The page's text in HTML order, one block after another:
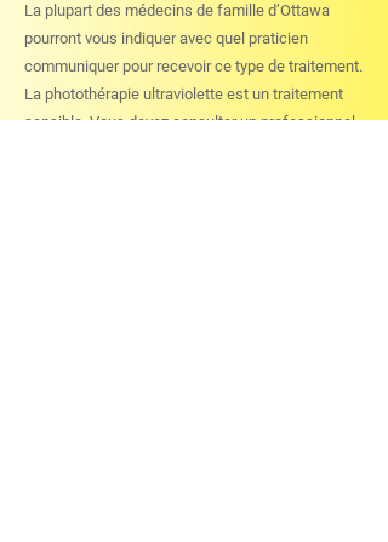
La plupart des médecins de famille d’Ottawa
pourront vous indiquer avec quel praticien
communiquer pour recevoir ce type de traitement.
La photothérapie ultraviolette est un traitement
sensible. Vous devez consulter un professionnel